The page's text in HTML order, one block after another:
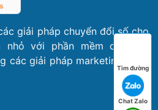
Tìm đường
Chat Zalo
giải pháp chuyển đổi số cho
với phần mềm quản trị
các giải pháp marketing dành